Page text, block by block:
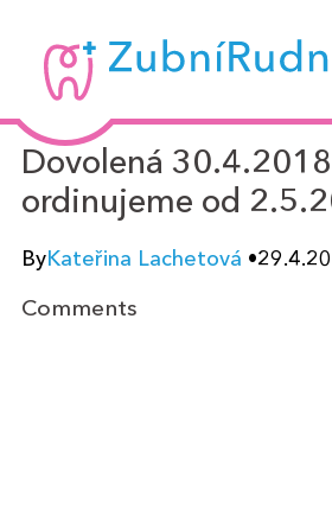
Zubní
Rudná
-
MUDr.
Kateřina
Lachetová
Dovolená
ordinujeme od
ByKateřina Lachetová •
Comments